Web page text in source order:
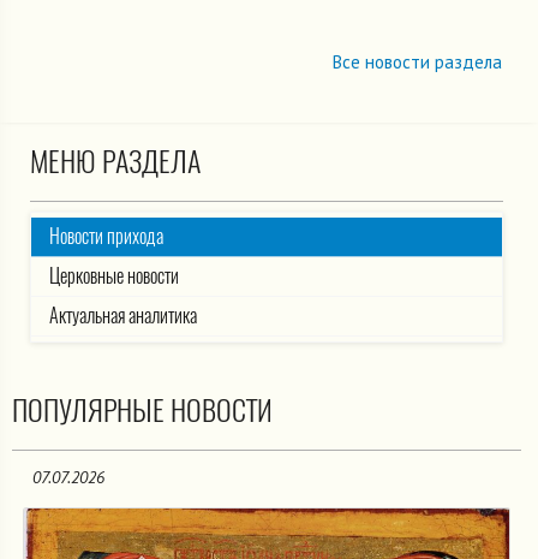
Все новости раздела
МЕНЮ РАЗДЕЛА
Новости прихода
Церковные новости
Актуальная аналитика
ПОПУЛЯРНЫЕ НОВОСТИ
07.07.2026